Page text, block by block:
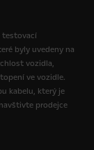
testovací
byly uvedeny na
vozidla,
ve vozidle.
kabelu, který je
prodejce